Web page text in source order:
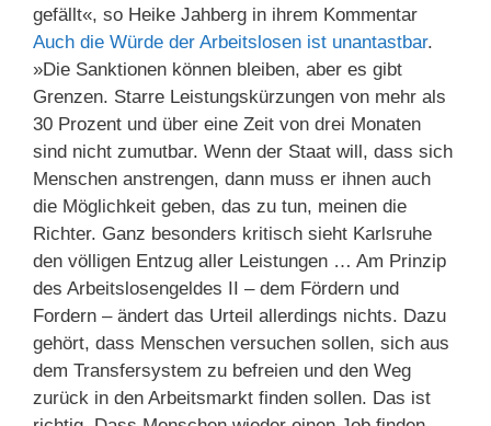
gefällt«, so Heike Jahberg in ihrem Kommentar
Auch die Würde der Arbeitslosen ist unantastbar.
»Die Sanktionen können bleiben, aber es gibt
Grenzen. Starre Leistungskürzungen von mehr als
30 Prozent und über eine Zeit von drei Monaten
sind nicht zumutbar. Wenn der Staat will, dass sich
Menschen anstrengen, dann muss er ihnen auch
die Möglichkeit geben, das zu tun, meinen die
Richter. Ganz besonders kritisch sieht Karlsruhe
den völligen Entzug aller Leistungen … Am Prinzip
des Arbeitslosengeldes II – dem Fördern und
Fordern – ändert das Urteil allerdings nichts. Dazu
gehört, dass Menschen versuchen sollen, sich aus
dem Transfersystem zu befreien und den Weg
zurück in den Arbeitsmarkt finden sollen. Das ist